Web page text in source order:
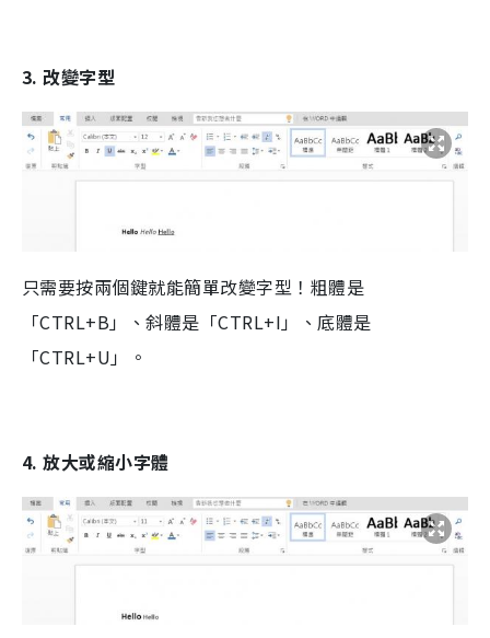
3. 改變字型
只需要按兩個鍵就能簡單改變字型！粗體是
「CTRL+B」、斜體是「CTRL+I」、底體是
「CTRL+U」。
4. 放大或縮小字體